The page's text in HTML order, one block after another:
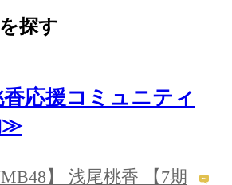
探す
応援コミュニティ
≫
】 浅尾桃香 【7期